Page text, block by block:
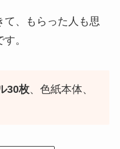
、もらった人も思
。
30枚、色紙本体、